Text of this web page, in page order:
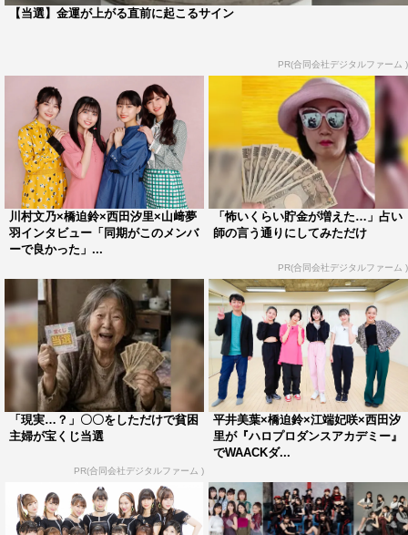
【当選】金運が上がる直前に起こるサイン
PR(合同会社デジタルファーム )
川村文乃×橋迫鈴×西田汐里×山﨑夢
羽インタビュー「同期がこのメンバ
ーで良かった」...
「怖いくらい貯金が増えた…」占い
師の言う通りにしてみただけ
PR(合同会社デジタルファーム )
「現実…？」〇〇をしただけで貧困
主婦が宝くじ当選
PR(合同会社デジタルファーム )
平井美葉×橋迫鈴×江端妃咲×西田汐
里が『ハロプロダンスアカデミー』
でWAACKダ...